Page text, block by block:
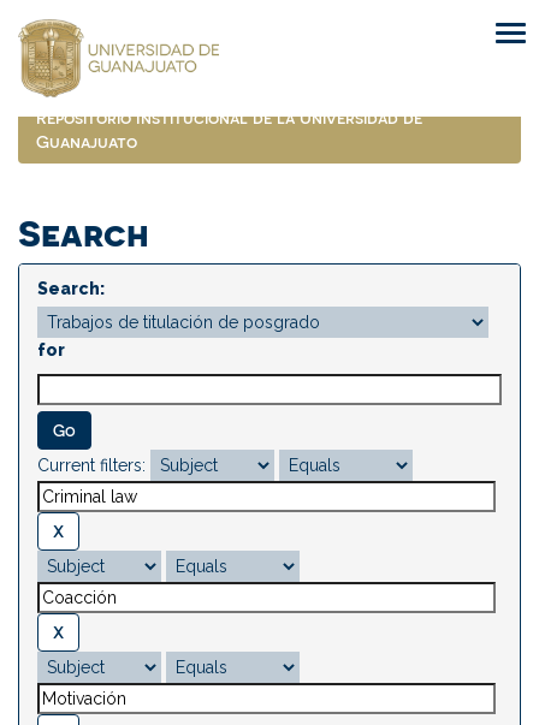
navigation
Repositorio Institucional de la Universidad de
Guanajuato
Search
Search:
for
Current filters: